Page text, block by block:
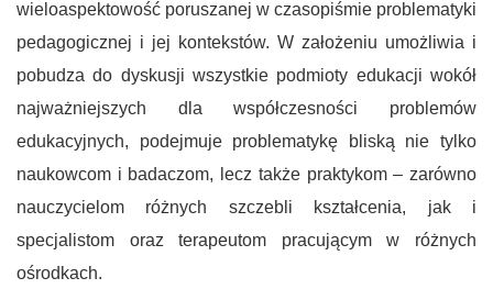
wieloaspektowość poruszanej w czasopiśmie problematyki
pedagogicznej i jej kontekstów. W założeniu umożliwia i
pobudza do dyskusji wszystkie podmioty edukacji wokół
najważniejszych dla współczesności problemów
edukacyjnych, podejmuje problematykę bliską nie tylko
naukowcom i badaczom, lecz także praktykom – zarówno
nauczycielom różnych szczebli kształcenia, jak i
specjalistom oraz terapeutom pracującym w różnych
ośrodkach.